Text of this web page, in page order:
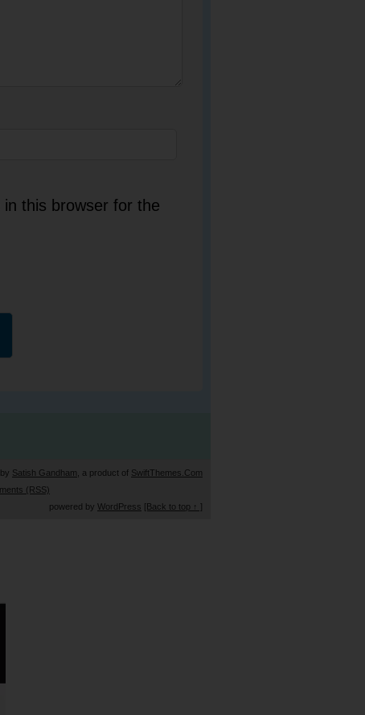
this browser for the
Satish Gandham , a product of SwiftThemes.Com
(RSS)
powered by WordPress [Back to top ↑ ]